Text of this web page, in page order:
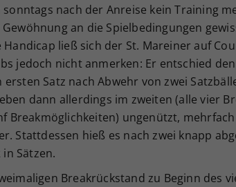
sonntags nach der Anreise kein Training
an die Spielbedingungen
Handicap ließ sich der St. Mareiner auf
jedoch nicht anmerken: Er entschied
ersten Satz nach Abwehr von zwei
dann allerdings im zweiten (alle vier
Breakmöglichkeiten) ungenützt,
Stattdessen hieß es nach zwei knapp
Sätzen.
Breakrückstand zu Beginn des